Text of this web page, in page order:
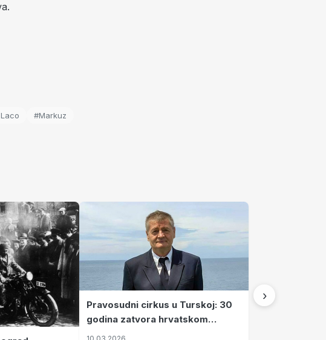
#Markuz
Pravosudni cirkus u Turskoj: 30
godina zatvora hrvatskom
kapetanu kojeg su sami pustili
›